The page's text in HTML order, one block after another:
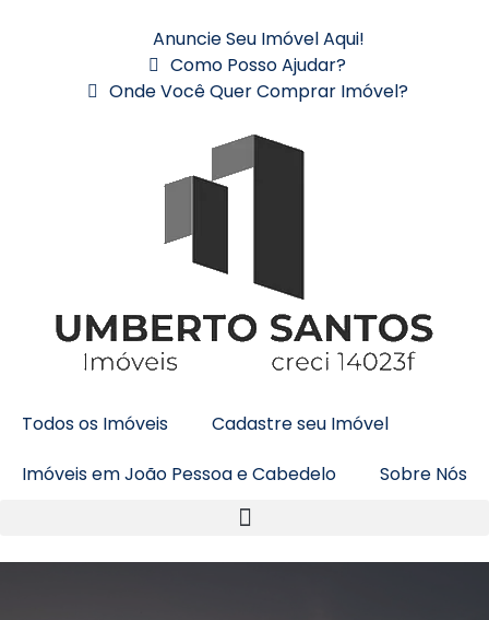
Anuncie Seu Imóvel Aqui!
Como Posso Ajudar?
Onde Você Quer Comprar Imóvel?
Todos os Imóveis
Cadastre seu Imóvel
Imóveis em João Pessoa e Cabedelo
Sobre Nós